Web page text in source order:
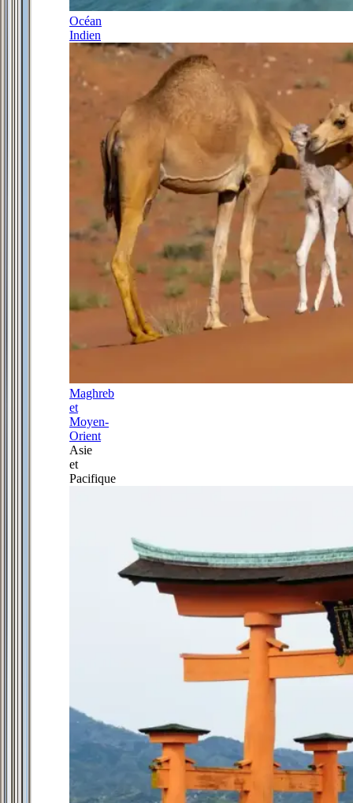
Océan
Indien
Maghreb
et
Moyen-
Orient
Asie
et
Pacifique